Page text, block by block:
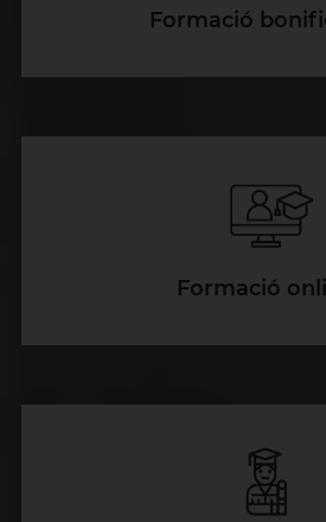
Formació
Formació